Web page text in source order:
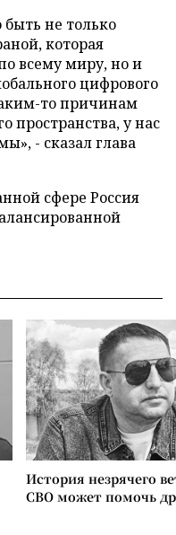
не только
которая
всему миру, но и
цифрового
то причинам
пространства, у нас
- сказал глава
сфере Россия
История незрячего
СВО может помочь